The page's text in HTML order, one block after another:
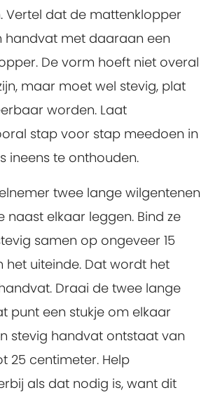
Vertel dat de mattenklopper
handvat met daaraan een
De vorm hoeft niet overal
maar moet wel stevig, plat
worden. Laat
stap voor stap meedoen in
ineens te onthouden.
twee lange wilgentenen
naast elkaar leggen. Bind ze
samen op ongeveer 15
het uiteinde. Dat wordt het
Draai de twee lange
punt een stukje om elkaar
stevig handvat ontstaat van
25 centimeter. Help
als dat nodig is, want dit